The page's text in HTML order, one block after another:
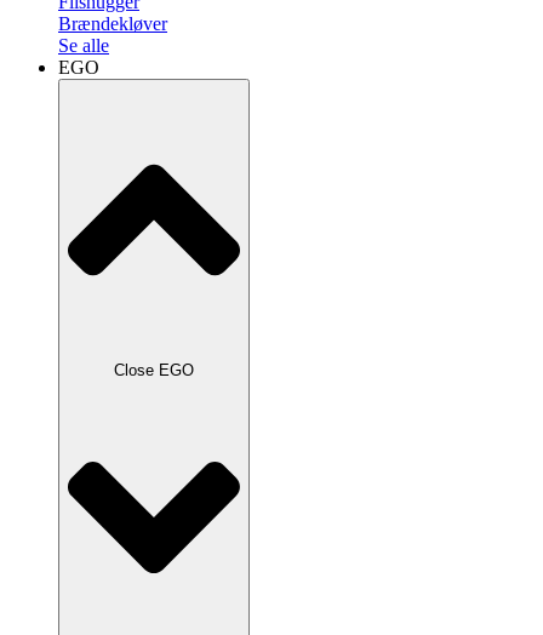
Brændekløver
Se alle
EGO
Close EGO